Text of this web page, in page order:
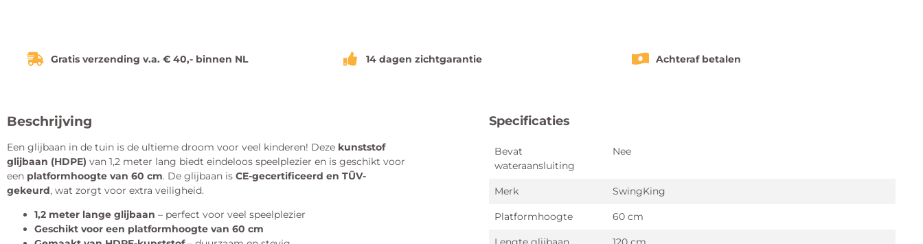
Gratis verzending v.a. € 40,- binnen NL 14 dagen zichtgarantie Achteraf betalen
Beschrijving
Een glijbaan in de tuin is de ultieme droom voor veel kinderen! Deze kunststof
glijbaan (HDPE) van 1,2 meter lang biedt eindeloos speelplezier en is geschikt voor
een platformhoogte van 60 cm. De glijbaan is CE-gecertificeerd en TÜV-
gekeurd, wat zorgt voor extra veiligheid.
1,2 meter lange glijbaan – perfect voor veel speelplezier
Geschikt voor een platformhoogte van 60 cm
Specificaties
Bevat
wateraansluiting
Nee
Merk SwingKing
Platformhoogte 60 cm